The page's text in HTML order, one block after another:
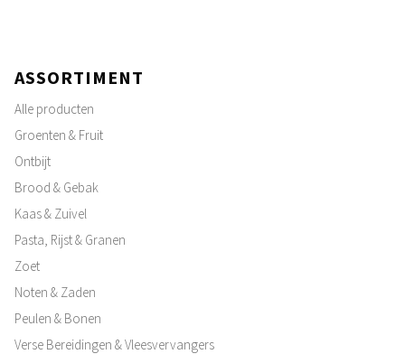
ASSORTIMENT
Alle producten
Groenten & Fruit
Ontbijt
Brood & Gebak
Kaas & Zuivel
Pasta, Rijst & Granen
Zoet
Noten & Zaden
Peulen & Bonen
Verse Bereidingen & Vleesvervangers